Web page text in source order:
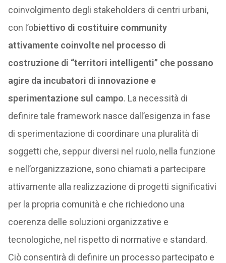
coinvolgimento degli stakeholders di centri urbani,
con l’obiettivo di costituire community
attivamente coinvolte nel processo di
costruzione di “territori intelligenti” che possano
agire da incubatori di innovazione e
sperimentazione sul campo. La necessità di
definire tale framework nasce dall’esigenza in fase
di sperimentazione di coordinare una pluralità di
soggetti che, seppur diversi nel ruolo, nella funzione
e nell’organizzazione, sono chiamati a partecipare
attivamente alla realizzazione di progetti significativi
per la propria comunità e che richiedono una
coerenza delle soluzioni organizzative e
tecnologiche, nel rispetto di normative e standard.
Ciò consentirà di definire un processo partecipato e